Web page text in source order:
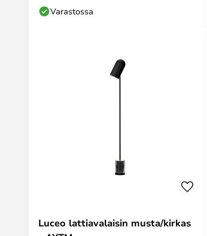
Varastossa
Luceo lattiavalaisin musta/kirkas